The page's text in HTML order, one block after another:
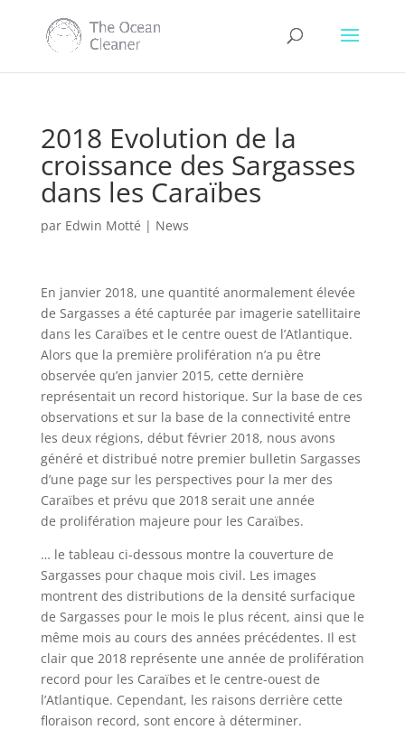
2018 Evolution de la
croissance des Sargasses
dans les Caraïbes
par Edwin Motté | News
En janvier 2018, une quantité anormalement élevée
de Sargasses a été capturée par imagerie satellitaire
dans les Caraïbes et le centre ouest de l’Atlantique.
Alors que la première prolifération n’a pu être
observée qu’en janvier 2015, cette dernière
représentait un record historique. Sur la base de ces
observations et sur la base de la connectivité entre
les deux régions, début février 2018, nous avons
généré et distribué notre premier bulletin Sargasses
d’une page sur les perspectives pour la mer des
Caraïbes et prévu que 2018 serait une année
de prolifération majeure pour les Caraïbes.
… le tableau ci-dessous montre la couverture de
Sargasses pour chaque mois civil. Les images
montrent des distributions de la densité surfacique
de Sargasses pour le mois le plus récent, ainsi que le
même mois au cours des années précédentes. Il est
clair que 2018 représente une année de prolifération
record pour les Caraïbes et le centre-ouest de
l’Atlantique. Cependant, les raisons derrière cette
floraison record, sont encore à déterminer.